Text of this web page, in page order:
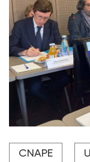
Créé sous
Santé, des
CNAPE